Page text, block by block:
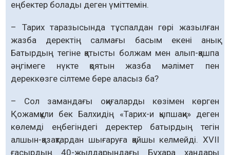
еңбектер болады деген үміттемін.
– Тарих таразысында тұспалдан гөрі жазылған
жазба деректің салмағы басым екені анық.
Батырдың тегіне қатысты болжам мен алып-қашпа
әңгімеге нүкте қоятын жазба мәлімет пен
дереккөзге сілтеме бере аласыз ба?
– Сол замандағы оқиғаларды көзімен көрген
Қожамқұли бек Балхидің «Тарих-и қыпшақи» деген
көлемді еңбегіндегі деректер батырдың тегін
алшын-қазақтардан шығаруға қайшы келмейді. ХVІІ
ғасырдың 40-жылдарындағы Бұхара хандары